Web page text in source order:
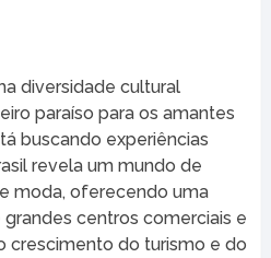
diversidade cultural
paraíso para os amantes
buscando experiências
revela um mundo de
moda, oferecendo uma
centros comerciais e
crescimento do turismo e do